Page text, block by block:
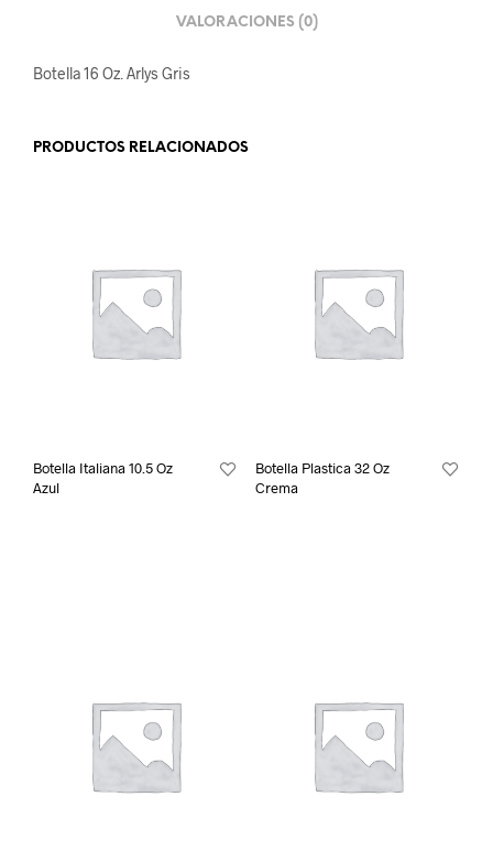
VALORACIONES (0)
Botella 16 Oz. Arlys Gris
PRODUCTOS RELACIONADOS
Botella Italiana 10.5 Oz
Azul
Botella Plastica 32 Oz
Crema